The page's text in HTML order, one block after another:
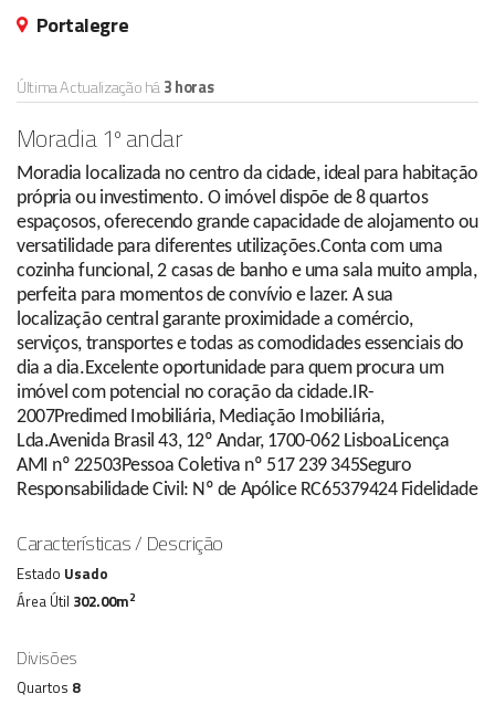
Portalegre
Última Actualização há3 horas
Moradia 1º andar
Moradia localizada no centro da cidade, ideal para habitação
própria ou investimento. O imóvel dispõe de 8 quartos
espaçosos, oferecendo grande capacidade de alojamento ou
versatilidade para diferentes utilizações.Conta com uma
cozinha funcional, 2 casas de banho e uma sala muito ampla,
perfeita para momentos de convívio e lazer. A sua
localização central garante proximidade a comércio,
serviços, transportes e todas as comodidades essenciais do
dia a dia.Excelente oportunidade para quem procura um
imóvel com potencial no coração da cidade.IR-
2007Predimed Imobiliária, Mediação Imobiliária,
Lda.Avenida Brasil 43, 12º Andar, 1700-062 LisboaLicença
AMI nº 22503Pessoa Coletiva nº 517 239 345Seguro
Responsabilidade Civil: Nº de Apólice RC65379424 Fidelidade
Características / Descrição
Estado Usado
Área Útil 302.00m2
Divisões
Quartos 8